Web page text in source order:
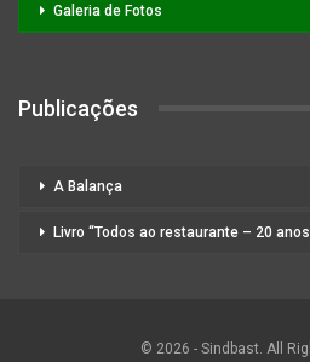
Galeria de Fotos
Publicações
A Balança
Livro “Todos ao restaurante – 20
© 2026 - Sindbast. All